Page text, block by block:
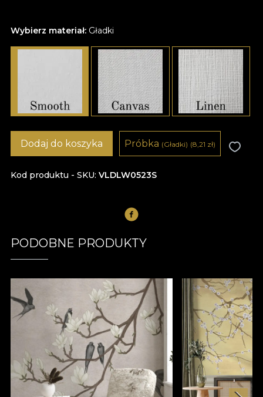
Wybierz materiał: Gładki
Kod produktu - SKU VLDLW0523S
Dodaj do koszyka Próbka (Gładki) (8,21 zł)
PODOBNE PRODUKTY